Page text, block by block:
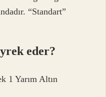
“Standart”
eder?
1 Yarım Altın